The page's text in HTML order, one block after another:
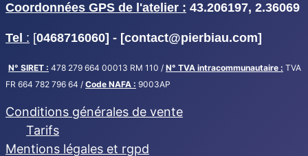
Coordonnées GPS de l'atelier : 43.206197, 2.36069
Tel : [0468716060] - [contact@pierbiau.com]
N° SIRET : 478 279 664 00013 RM 110 / N° TVA intracommunautaire : TVA
FR 664 782 796 64 / Code NAFA : 9003AP
Conditions générales de vente
Tarifs
Mentions légales et rgpd